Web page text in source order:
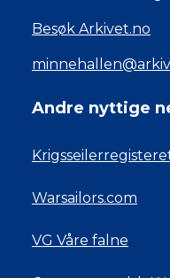
Besøk Arkivet.no
Andre nyttige
Warsailors.com
VG Våre falne